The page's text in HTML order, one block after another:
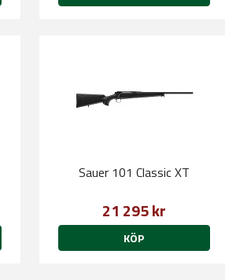
Sauer 101 Classic XT
21 295 kr
KÖP